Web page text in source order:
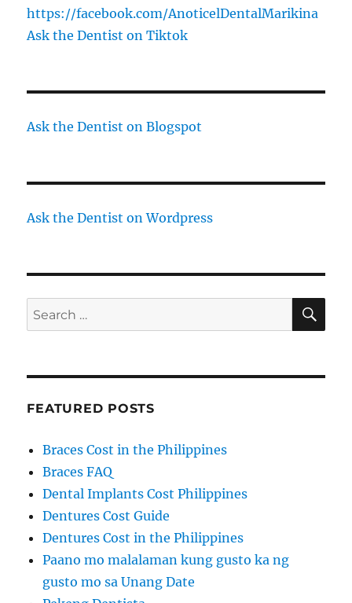
https://facebook.com/AnoticelDentalMarikina
Ask the Dentist on Tiktok
Ask the Dentist on Blogspot
Ask the Dentist on Wordpress
Search
for:
FEATURED POSTS
Braces Cost in the Philippines
Braces FAQ
Dental Implants Cost Philippines
Dentures Cost Guide
Dentures Cost in the Philippines
Paano mo malalaman kung gusto ka ng
gusto mo sa Unang Date